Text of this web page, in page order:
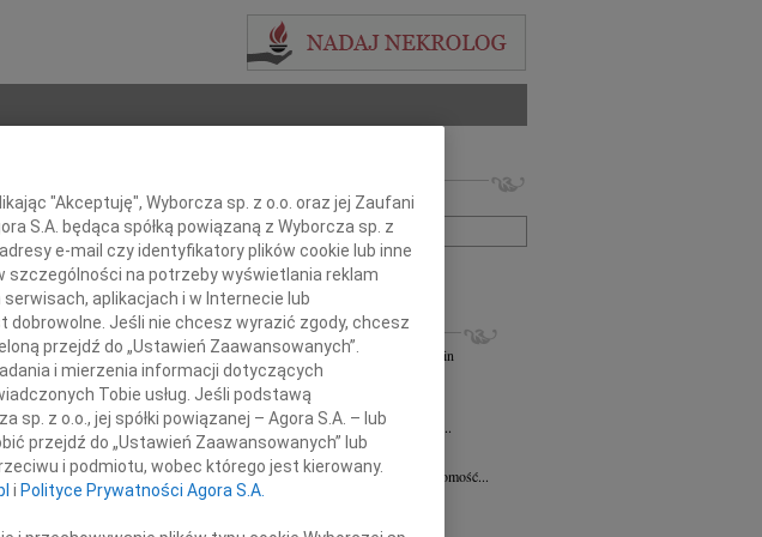
Imię i nazwisko lub numer ogłoszenia:
+ szukanie zaawansowane
INNE NEKROLOGI
Aleksandra Szpaczyńska29.07.2026
Szczecin
Z wielkim smutkiem i żalem przyjąłem...
23.07.2026Szczecin
Pani mec. Joannie Martyniuk-Plasze wyrazy...
Edward Ciupak08.07.2026Szczecin
Z wielkim smutkiem i żalem przyjąłem wiadomość...
Stanisław Pietrzak
"Akceptuję", Wyborcza sp. z o.o. oraz jej Zaufani
S.A. będąca spółką powiązaną z Wyborcza sp. z
e-mail czy identyfikatory plików cookie lub inne
na potrzeby wyświetlania reklam
aplikacjach i w Internecie lub
Jeśli nie chcesz wyrazić zgody, chcesz
przejdź do „Ustawień Zaawansowanych”.
i mierzenia informacji dotyczących
Tobie usług. Jeśli podstawą
z o.o., jej spółki powiązanej – Agora S.A. – lub
przejdź do „Ustawień Zaawansowanych” lub
i podmiotu, wobec którego jest kierowany.
i Polityce Prywatności Agora S.A.